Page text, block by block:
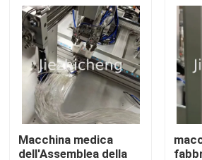
Contattaci
Chiedi un preventivo
Impacchettatrici
Attrezzatura medica che fa
Macchina medica
dell'Assemblea della